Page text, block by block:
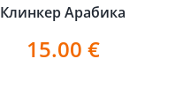
Клинкер Арабика
15.00 €